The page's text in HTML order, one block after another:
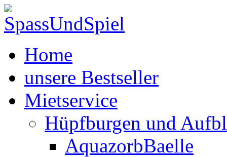
Home
unsere Bestseller
Mietservice
Hüpfburgen und
AquazorbBaelle